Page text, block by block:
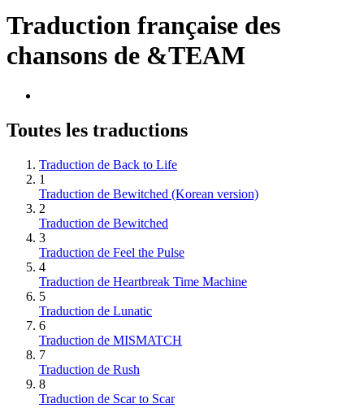
Traduction française des
chansons de &TEAM
Toutes les traductions
Traduction de Back to Life
1
Traduction de Bewitched (Korean version)
2
Traduction de Bewitched
3
Traduction de Feel the Pulse
4
Traduction de Heartbreak Time Machine
5
Traduction de Lunatic
6
Traduction de MISMATCH
7
Traduction de Rush
8
Traduction de Scar to Scar